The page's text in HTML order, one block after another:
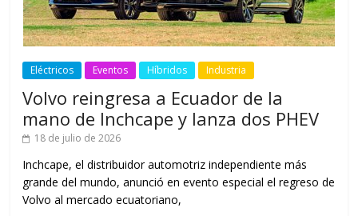
Eléctricos Eventos Híbridos Industria
Volvo reingresa a Ecuador de la
mano de Inchcape y lanza dos PHEV
18 de julio de 2026
Inchcape, el distribuidor automotriz independiente más
grande del mundo, anunció en evento especial el regreso de
Volvo al mercado ecuatoriano,